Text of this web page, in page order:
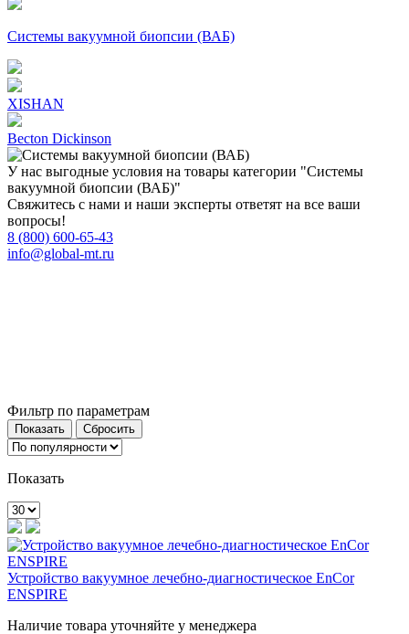
Системы вакуумной биопсии (ВАБ)
XISHAN
Becton Dickinson
У нас выгодные условия на товары категории "Системы
вакуумной биопсии (ВАБ)"
Свяжитесь с нами и наши эксперты ответят на все ваши
вопросы!
8 (800) 600-65-43
info@global-mt.ru
Фильтр по параметрам
Показать
Устройство вакуумное лечебно-диагностическое EnCor
ENSPIRE
Наличие товара уточняйте у менеджера